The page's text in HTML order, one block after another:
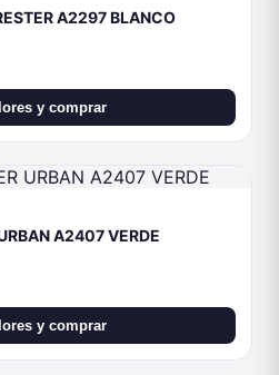
y comprar
A2407 VERDE
NIÑOS MARFIL A2640